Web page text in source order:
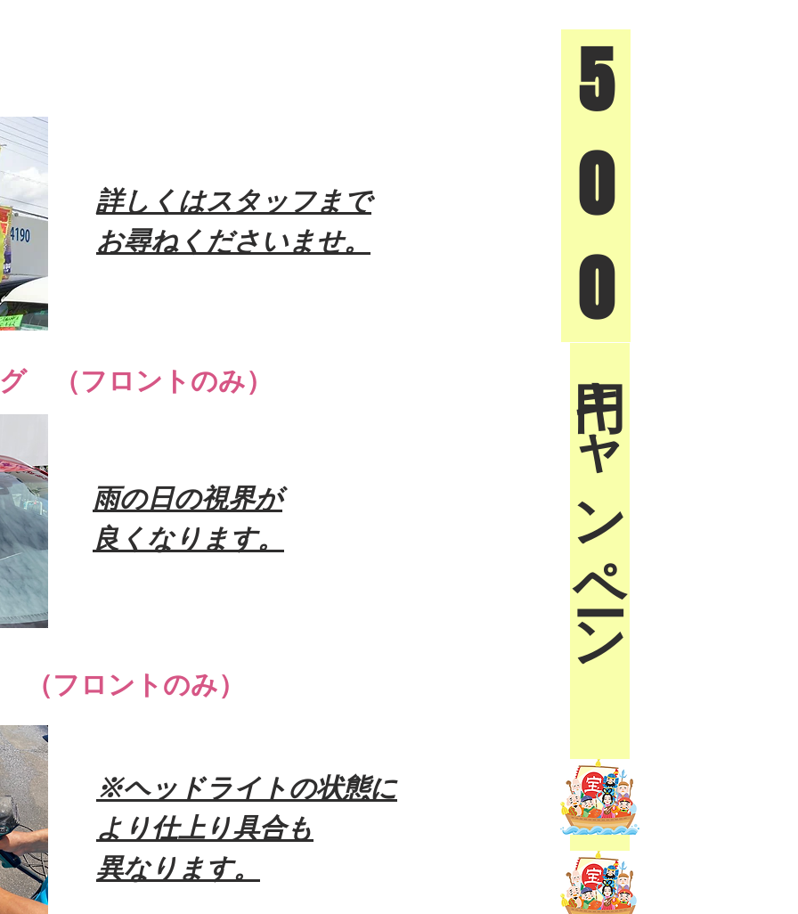
詳しくはスタッフまで
お尋ねくださいませ。
（フロントのみ）
雨の日の視界が
良くなります。
フロントのみ）
※ヘッドライトの状態に
より仕上り具合も
異なります。
5
0
0
円キャンペーン